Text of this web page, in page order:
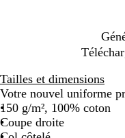
Tailles et dimensions
Votre nouvel uniforme
150 g/m², 100% coton
Coupe droite